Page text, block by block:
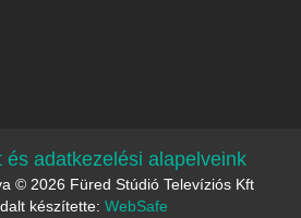
és adatkezelési alapelveink
© 2026 Füred Stúdió Televíziós Kft
készítette: WebSafe